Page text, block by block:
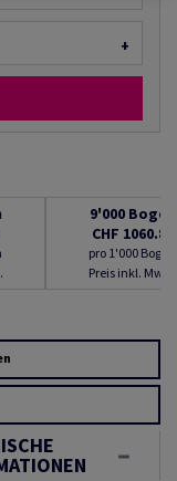
+
9'000 Bogen
CHF 1060.89
pro 1'000 Bogen
Preis inkl. Mwst.